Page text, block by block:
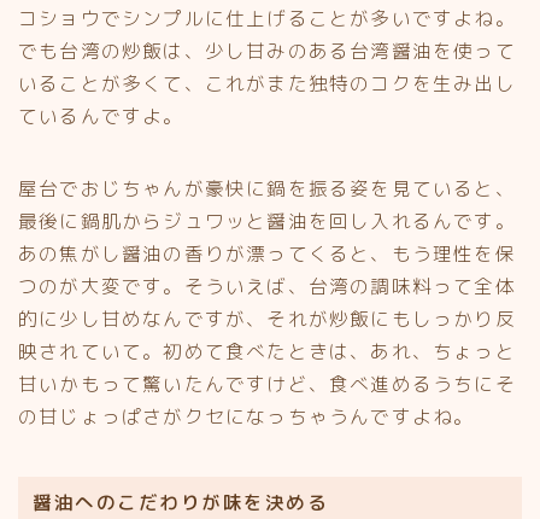
コショウでシンプルに仕上げることが多いですよね。
でも台湾の炒飯は、少し甘みのある台湾醤油を使って
いることが多くて、これがまた独特のコクを生み出し
ているんですよ。
屋台でおじちゃんが豪快に鍋を振る姿を見ていると、
最後に鍋肌からジュワッと醤油を回し入れるんです。
あの焦がし醤油の香りが漂ってくると、もう理性を保
つのが大変です。そういえば、台湾の調味料って全体
的に少し甘めなんですが、それが炒飯にもしっかり反
映されていて。初めて食べたときは、あれ、ちょっと
甘いかもって驚いたんですけど、食べ進めるうちにそ
の甘じょっぱさがクセになっちゃうんですよね。
醤油へのこだわりが味を決める